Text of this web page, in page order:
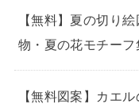
【無料】夏の切り
物・夏の花モチーフ
【無料図案】カエ